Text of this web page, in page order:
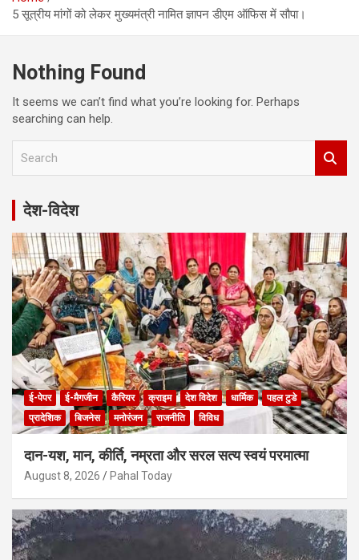
5 सूत्रीय मांगों को लेकर मुख्यमंत्री नामित ज्ञापन डीएम ऑफिस में सौपा।
Nothing Found
It seems we can’t find what you’re looking for. Perhaps
searching can help.
r
h
देश-विदेश
ई-पेपर ई-मैगजीन कैरियर क्राइम देश विदेश धार्मिक
पहल टुडे
प्रादेशिक
बिजनेस मनोरंजन राजनीति विविध
दान-यश, मान, कीर्ति, नम्रता और सरल सत्य स्वयं परमात्मा
August 8, 2026 Pahal Today